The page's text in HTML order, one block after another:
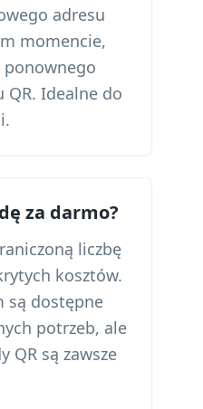
adresu
momencie,
ponownego
Idealne do
za darmo?
liczbę
kosztów.
są dostępne
potrzeb, ale
QR są zawsze